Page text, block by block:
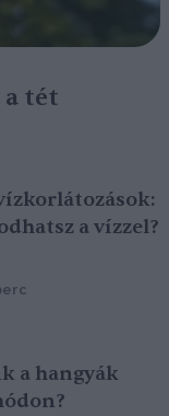
a tét
a vízzel?
a hangyák